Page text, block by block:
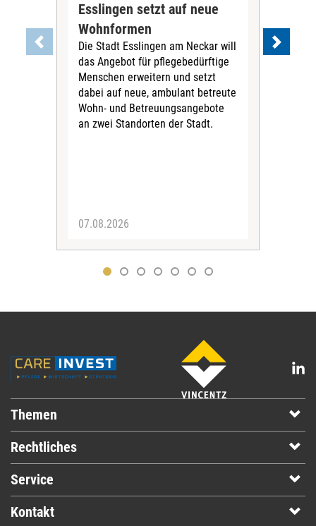
Esslingen setzt auf neue
Wohnformen
Die Stadt Esslingen am Neckar will
das Angebot für pflegebedürftige
Menschen erweitern und setzt
dabei auf neue, ambulant betreute
Wohn- und Betreuungsangebote
an zwei Standorten der Stadt.
07.08.2026
Themen
Rechtliches
Service
Kontakt